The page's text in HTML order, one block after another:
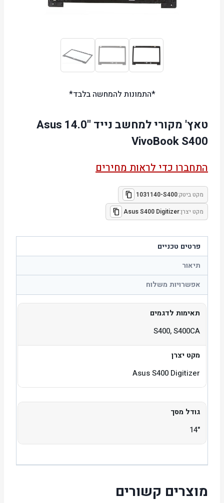
*התמונות להמחשה בלבד*
טאץ' מקורי למחשב נייד "14.0 Asus
VivoBook S400
התחברו כדי לראות מחירים
מקט ביטק:1031140-S400
מקט יצרן:Asus S400 Digitizer
פרטים טכניים
תיאור
אפשרויות משלוח
תאימות לדגמים
S400, S400CA
מקט יצרן
Asus S400 Digitizer
גודל מסך
"14
מוצרים קשורים